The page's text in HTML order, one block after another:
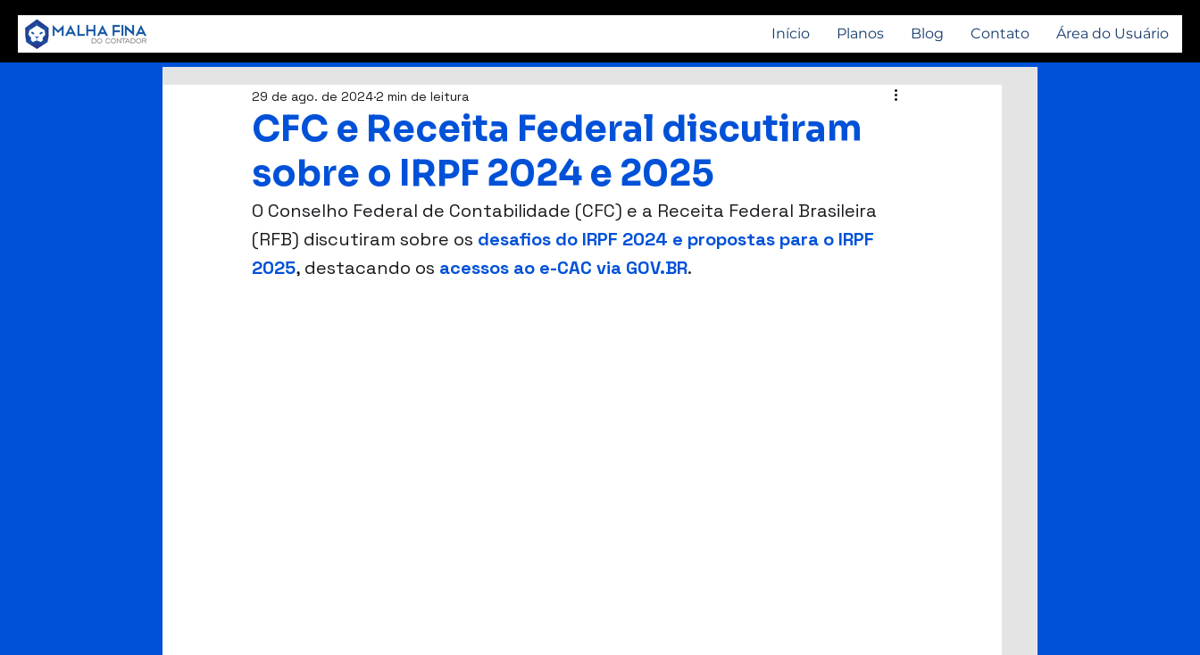
Início Planos Blog Contato Área do Usuário
CFC e Receita Federal discutiram
sobre o IRPF 2024 e 2025
29 de ago. de 2024 2 min de leitura
O Conselho Federal de Contabilidade (CFC) e a Receita Federal Brasileira
(RFB) discutiram sobre os desafios do IRPF 2024 e propostas para o IRPF
2025, destacando os acessos ao e-CAC via GOV.BR.